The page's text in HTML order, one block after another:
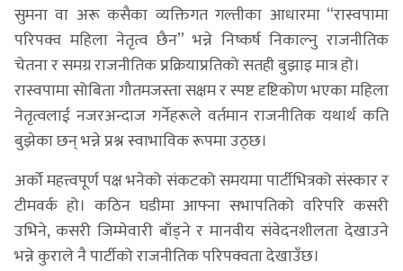
सुमना वा अरू कसैका व्यक्तिगत गल्तीका आधारमा “रास्वपामा
परिपक्व महिला नेतृत्व छैन” भन्ने निष्कर्ष निकाल्नु राजनीतिक
चेतना र समग्र राजनीतिक प्रक्रियाप्रतिको सतही बुझाइ मात्र हो।
रास्वपामा सोबिता गौतमजस्ता सक्षम र स्पष्ट दृष्टिकोण भएका महिला
नेतृत्वलाई नजरअन्दाज गर्नेहरूले वर्तमान राजनीतिक यथार्थ कति
बुझेका छन् भन्ने प्रश्न स्वाभाविक रूपमा उठ्छ।
अर्को महत्त्वपूर्ण पक्ष भनेको संकटको समयमा पार्टीभित्रको संस्कार र
टीमवर्क हो। कठिन घडीमा आफ्ना सभापतिको वरिपरि कसरी
उभिने, कसरी जिम्मेवारी बाँड्ने र मानवीय संवेदनशीलता देखाउने
भन्ने कुराले नै पार्टीको राजनीतिक परिपक्वता देखाउँछ।